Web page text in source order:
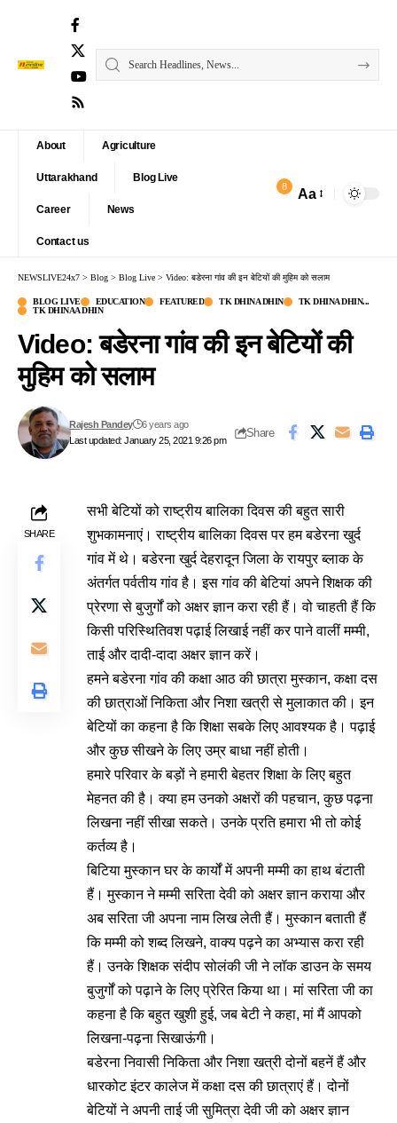
About Agriculture
Uttarakhand Blog Live
Career News
Contact us
8 Aa
NEWSLIVE24x7 > Blog > Blog Live > Video: बडेरना गांव की इन बेटियों की मुहिम को सलाम
BLOG LIVE EDUCATION FEATURED TK DHINA DHIN
TK DHINA DHIN...
TK DHINAA DHIN
Video: बडेरना गांव की इन बेटियों की
मुहिम को सलाम
Last updated: January 25, 2021 9:26 pm
Rajesh Pandey 6 years ago
Share
SHARE
सभी बेटियों को राष्ट्रीय बालिका दिवस की बहुत सारी
शुभकामनाएं। राष्ट्रीय बालिका दिवस पर हम बडेरना खुर्द
गांव में थे। बडेरना खुर्द देहरादून जिला के रायपुर ब्लाक के
अंतर्गत पर्वतीय गांव है। इस गांव की बेटियां अपने शिक्षक की
प्रेरणा से बुजुर्गों को अक्षर ज्ञान करा रही हैं। वो चाहती हैं कि
किसी परिस्थितिवश पढ़ाई लिखाई नहीं कर पाने वालीं मम्मी,
ताई और दादी-दादा अक्षर ज्ञान करें।
हमने बडेरना गांव की कक्षा आठ की छात्रा मुस्कान, कक्षा दस
की छात्राओं निकिता और निशा खत्री से मुलाकात की। इन
बेटियों का कहना है कि शिक्षा सबके लिए आवश्यक है। पढ़ाई
और कुछ सीखने के लिए उम्र बाधा नहीं होती।
हमारे परिवार के बड़ों ने हमारी बेहतर शिक्षा के लिए बहुत
मेहनत की है। क्या हम उनको अक्षरों की पहचान, कुछ पढ़ना
लिखना नहीं सीखा सकते। उनके प्रति हमारा भी तो कोई
कर्तव्य है।
बिटिया मुस्कान घर के कार्यों में अपनी मम्मी का हाथ बंटाती
हैं। मुस्कान ने मम्मी सरिता देवी को अक्षर ज्ञान कराया और
अब सरिता जी अपना नाम लिख लेती हैं। मुस्कान बताती हैं
कि मम्मी को शब्द लिखने, वाक्य पढ़ने का अभ्यास करा रही
हैं। उनके शिक्षक संदीप सोलंकी जी ने लॉक डाउन के समय
बुजुर्गों को पढ़ाने के लिए प्रेरित किया था। मां सरिता जी का
कहना है कि बहुत खुशी हुई, जब बेटी ने कहा, मां मैं आपको
लिखना-पढ़ना सिखाऊंगी।
बडेरना निवासी निकिता और निशा खत्री दोनों बहनें हैं और
धारकोट इंटर कालेज में कक्षा दस की छात्राएं हैं। दोनों
बेटियों ने अपनी ताई जी सुमित्रा देवी जी को अक्षर ज्ञान